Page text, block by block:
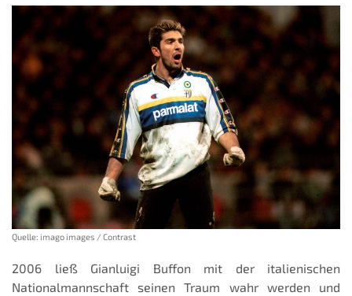
Quelle: imago images / Contrast
2006 ließ Gianluigi Buffon mit der italienischen
Nationalmannschaft seinen Traum wahr werden und